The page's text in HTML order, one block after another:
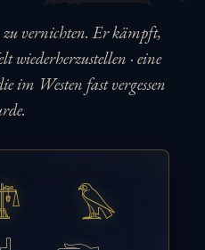
vernichten. Er kämpft,
· eine
im Westen fast vergessen
𓅃